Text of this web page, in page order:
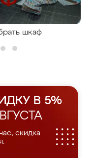
шкаф
В 5%
скидка